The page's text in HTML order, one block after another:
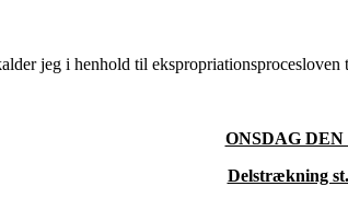
jeg i henhold til ekspropriationsprocesloven
ONSDAG DEN
Delstrækning st.